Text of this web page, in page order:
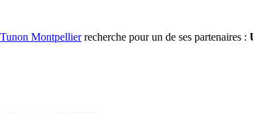
Montpellierrecherche pour un de ses partenaires :